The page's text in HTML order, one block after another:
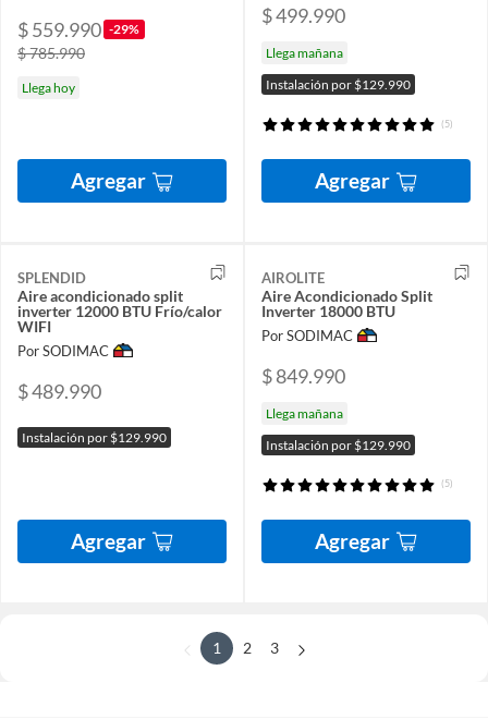
$ 559.990 -29%
$ 785.990
Llega hoy
Agregar
$ 499.990
Llega mañana
Instalación por $129.990
(5)
Agregar
SPLENDID
Aire acondicionado split
inverter 12000 BTU Frío/calor
WIFI
Por SODIMAC
$ 489.990
Instalación por $129.990
Agregar
AIROLITE
Aire Acondicionado Split
Inverter 18000 BTU
Por SODIMAC
$ 849.990
Llega mañana
Instalación por $129.990
(5)
Agregar
1 2 3